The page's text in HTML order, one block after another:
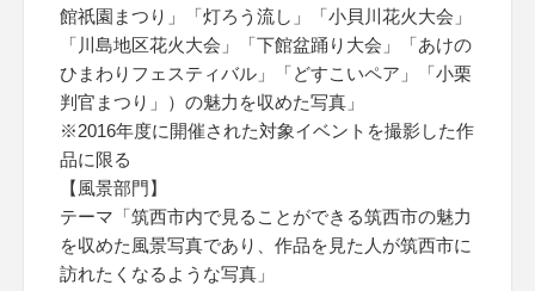
館祇園まつり」「灯ろう流し」「小貝川花火大会」
「川島地区花火大会」「下館盆踊り大会」「あけの
ひまわりフェスティバル」「どすこいペア」「小栗
判官まつり」）の魅力を収めた写真」
※2016年度に開催された対象イベントを撮影した作
品に限る
【風景部門】
テーマ「筑西市内で見ることができる筑西市の魅力
を収めた風景写真であり、作品を見た人が筑西市に
訪れたくなるような写真」